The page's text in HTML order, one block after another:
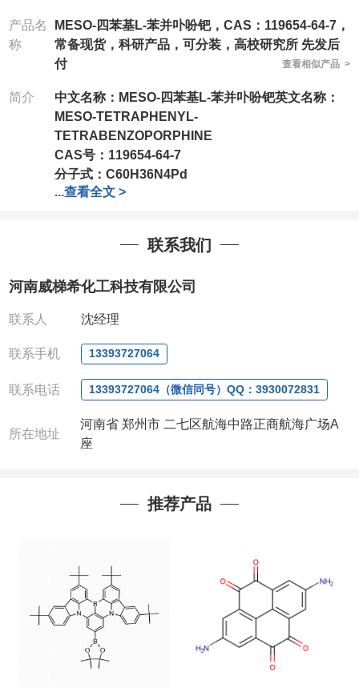
产品名
称
MESO-四苯基L-苯并卟吩钯，CAS：119654-64-7，
常备现货，科研产品，可分装，高校研究所 先发后
付
查看相似产品 >
简介
中文名称：MESO-四苯基L-苯并卟吩钯英文名称：
MESO-TETRAPHENYL-
TETRABENZOPORPHINE
CAS号：119654-64-7
分子式： C60H36N4Pd
分子量：919.37
技术人员，以及设备齐全的研发实验室和中试车间，
店铺内只有部分产品，如需其他产品也可咨询定制！
联系人：杨经理
:13393727064 / 0371-63377391
电或者QQ、微信联系)
款，如果您在工作中有用到的试剂，欢迎您随时
迎来电咨询相关产品，具体价格和优惠请联系或电
以下是公司部分现货产品，同类也均可提供，有需要
...查看全文 >
联系我们
河南威梯希化工科技有限公司
联系人 沈经理
联系手机 13393727064
联系电话 13393727064（微信同号）QQ：3930072831
所在地址
河南省 郑州市 二七区航海中路正商航海广场A
座
推荐产品